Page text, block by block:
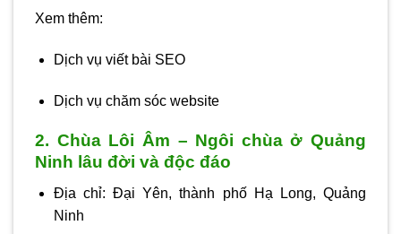
Xem thêm:
Dịch vụ viết bài SEO
Dịch vụ chăm sóc website
2. Chùa Lôi Âm – Ngôi chùa ở Quảng
Ninh lâu đời và độc đáo
Địa chỉ: Đại Yên, thành phố Hạ Long, Quảng
Ninh